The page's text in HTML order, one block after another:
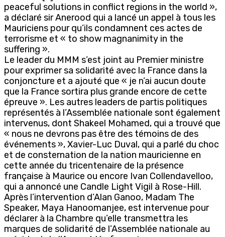
peaceful solutions in conflict regions in the world »,
a déclaré sir Anerood qui a lancé un appel à tous les
Mauriciens pour qu’ils condamnent ces actes de
terrorisme et « to show magnanimity in the
suffering ».
Le leader du MMM s’est joint au Premier ministre
pour exprimer sa solidarité avec la France dans la
conjoncture et a ajouté que « je n’ai aucun doute
que la France sortira plus grande encore de cette
épreuve ». Les autres leaders de partis politiques
représentés à l’Assemblée nationale sont également
intervenus, dont Shakeel Mohamed, qui a trouvé que
« nous ne devrons pas être des témoins de des
événements », Xavier-Luc Duval, qui a parlé du choc
et de consternation de la nation mauricienne en
cette année du tricentenaire de la présence
française à Maurice ou encore Ivan Collendavelloo,
qui a annoncé une Candle Light Vigil à Rose-Hill.
Après l’intervention d’Alan Ganoo, Madam The
Speaker, Maya Hanoomanjee, est intervenue pour
déclarer à la Chambre qu’elle transmettra les
marques de solidarité de l’Assemblée nationale au